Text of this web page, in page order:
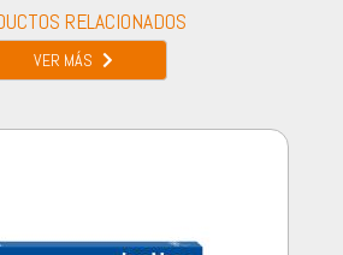
RELACIONADOS
VER MÁS